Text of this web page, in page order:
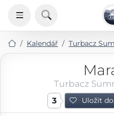
Kalendář Turbacz
Turbacz
3 Uložit